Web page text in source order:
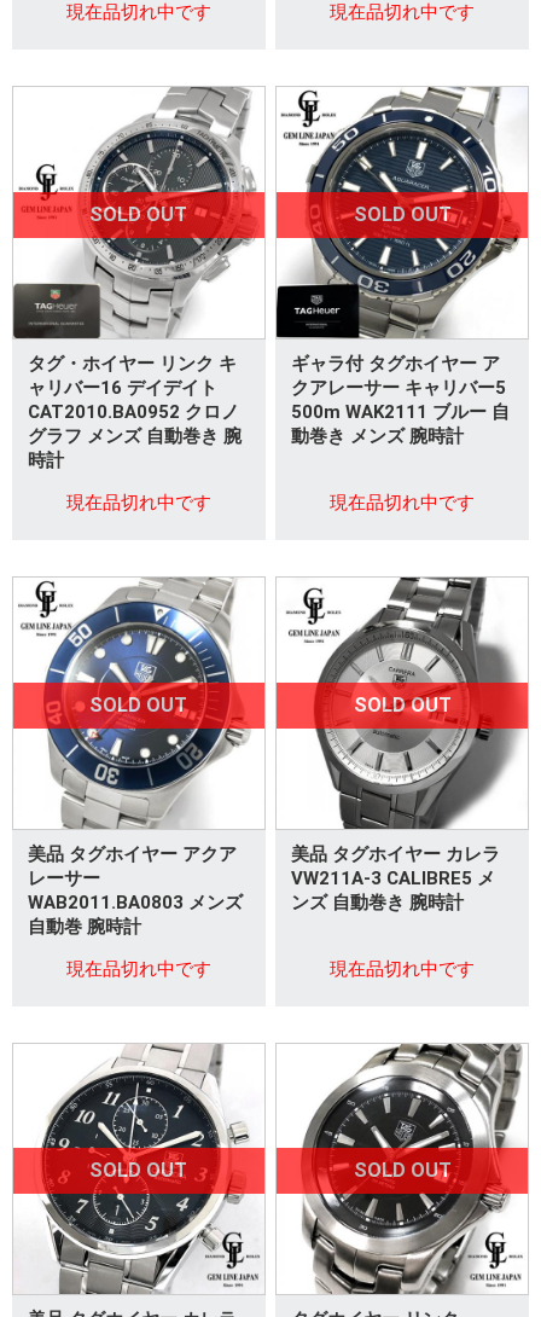
現在品切れ中です
現在品切れ中です
SOLD OUT
タグ・ホイヤー リンク キ
ャリバー16 デイデイト
CAT2010.BA0952 クロノ
グラフ メンズ 自動巻き 腕
時計
現在品切れ中です
SOLD OUT
ギャラ付 タグホイヤー ア
クアレーサー キャリバー5
500m WAK2111 ブルー 自
動巻き メンズ 腕時計
現在品切れ中です
SOLD OUT
美品 タグホイヤー アクア
レーサー
WAB2011.BA0803 メンズ
自動巻 腕時計
現在品切れ中です
SOLD OUT
美品 タグホイヤー カレラ
VW211A-3 CALIBRE5 メ
ンズ 自動巻き 腕時計
現在品切れ中です
SOLD OUT SOLD OUT